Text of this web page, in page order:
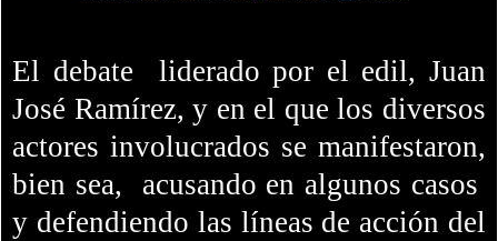
El debate
liderado por el edil, Juan
José Ramírez, y en el que los diversos
actores involucrados se manifestaron,
bien sea,
acusando en algunos casos
y defendiendo las líneas de acción del